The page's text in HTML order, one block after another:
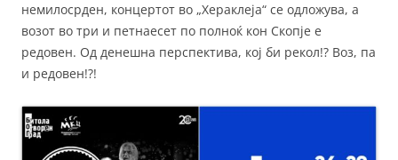
немилосрден, концертот во „Хераклеја“ се одложува, а
возот во три и петнаесет по полноќ кон Скопје е
редовен. Од денешна перспектива, кој би рекол!? Воз, па
и редовен!?!